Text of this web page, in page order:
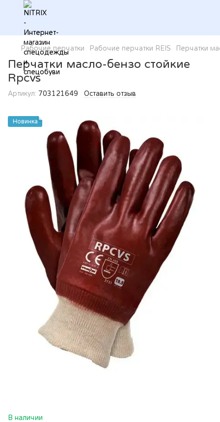
Рабочие перчатки Рабочие перчатки REIS Перчатки
Перчатки масло-бензо стойкие
Rpcvs
Артикул: 703121649 Оставить отзыв
Новинка
В наличии